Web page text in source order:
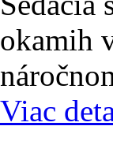
okamih
Viac